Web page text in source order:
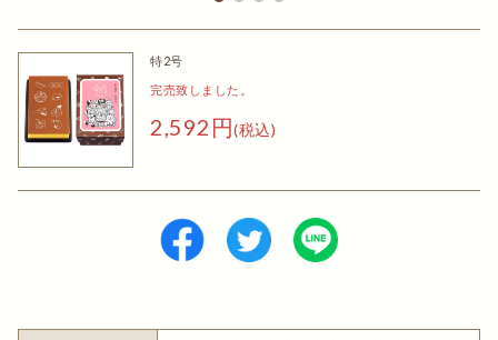
特2号
完売致しました。
2,592円(税込)